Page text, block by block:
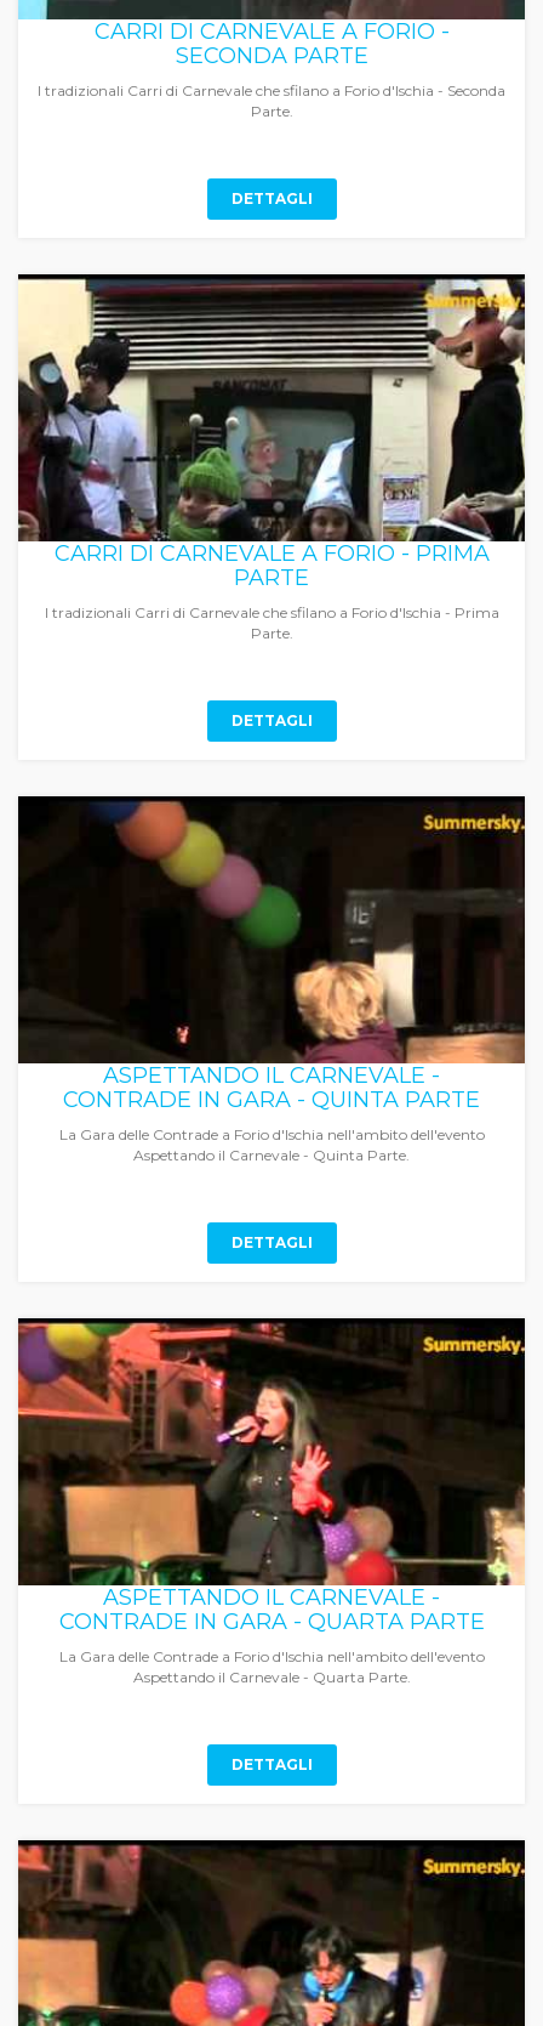
CARRI DI CARNEVALE A FORIO -
SECONDA PARTE
I tradizionali Carri di Carnevale che sfilano a Forio d'Ischia - Seconda
Parte.
DETTAGLI
CARRI DI CARNEVALE A FORIO - PRIMA
PARTE
I tradizionali Carri di Carnevale che sfilano a Forio d'Ischia - Prima
Parte.
DETTAGLI
ASPETTANDO IL CARNEVALE -
CONTRADE IN GARA - QUINTA PARTE
La Gara delle Contrade a Forio d'Ischia nell'ambito dell'evento
Aspettando il Carnevale - Quinta Parte.
DETTAGLI
ASPETTANDO IL CARNEVALE -
CONTRADE IN GARA - QUARTA PARTE
La Gara delle Contrade a Forio d'Ischia nell'ambito dell'evento
Aspettando il Carnevale - Quarta Parte.
DETTAGLI